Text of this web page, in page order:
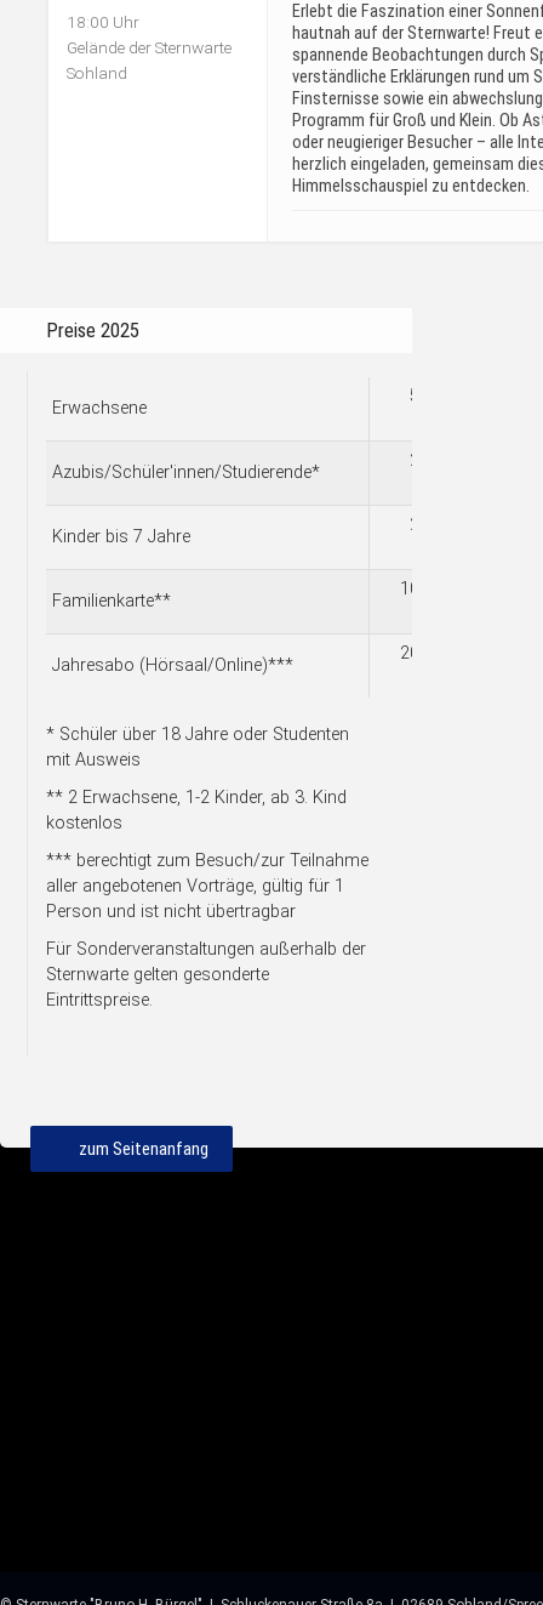
18:00 Uhr
Gelände der Sternwarte
Sohland
Erlebt die Faszination einer
hautnah auf der Sternwarte! Freut
spannende Beobachtungen durch
verständliche Erklärungen rund um
Finsternisse sowie ein
Programm für Groß und Klein. Ob
oder neugieriger Besucher – alle
herzlich eingeladen, gemeinsam
Himmelsschauspiel zu entdecken.
Preise 2025
Erwachsene
5,00
Azubis/Schüler'innen/Studierende*
2,50
Kinder bis 7 Jahre
2,00
Familienkarte**
10,00
Jahresabo (Hörsaal/Online)***
20,00
* Schüler über 18 Jahre oder Studenten
mit Ausweis
** 2 Erwachsene, 1-2 Kinder, ab 3. Kind
kostenlos
*** berechtigt zum Besuch/zur Teilnahme
aller angebotenen Vorträge, gültig für 1
Person und ist nicht übertragbar
Für Sonderveranstaltungen außerhalb der
Sternwarte gelten gesonderte
Eintrittspreise.
zum Seitenanfang